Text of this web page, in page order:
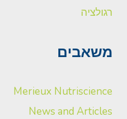
רגולציה
משאבים
Merieux Nutriscience
News and Articles